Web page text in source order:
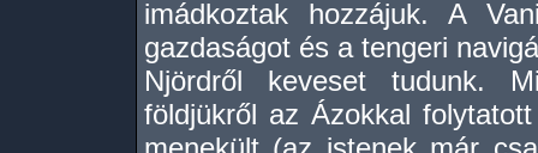
imádkoztak hozzájuk. A
gazdaságot és a tengeri
Njördről keveset tudunk.
földjükről az Ázokkal